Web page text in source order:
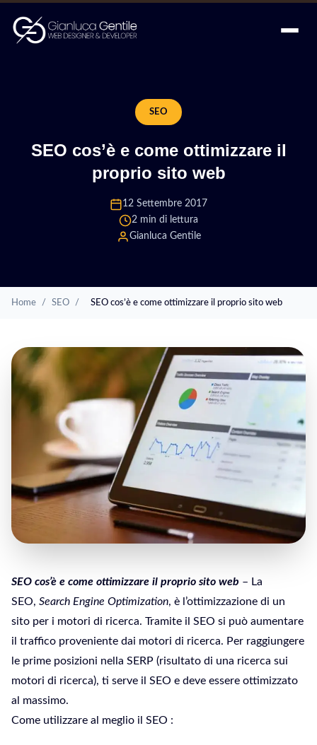
SEO
SEO cos’è e come ottimizzare il
proprio sito web
12 Settembre 2017
2 min di lettura
Gianluca Gentile
Home / SEO / SEO cos’è e come ottimizzare il proprio sito web
SEO cos’è e come ottimizzare il proprio sito web – La
SEO, Search Engine Optimization, è l’ottimizzazione di un
sito per i motori di ricerca. Tramite il SEO si può aumentare
il traffico proveniente dai motori di ricerca. Per raggiungere
le prime posizioni nella SERP (risultato di una ricerca sui
motori di ricerca), ti serve il SEO e deve essere ottimizzato
al massimo.
Come utilizzare al meglio il SEO :